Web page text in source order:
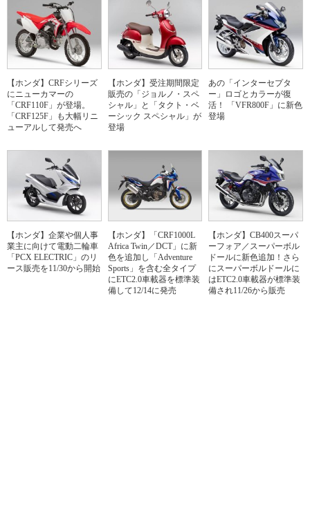
【ホンダ】CRFシリーズ
にニューカマーの
「CRF110F」が登場。
「CRF125F」も大幅リニ
ューアルして発売へ
【ホンダ】受注期間限定
販売の「ジョルノ・スペ
シャル」と「タクト・ベ
ーシック スペシャル」が
登場
あの「インターセプタ
ー」ロゴとカラーが復
活！ 「VFR800F」に新色
登場
【ホンダ】企業や個人事
業主に向けて電動二輪車
「PCX ELECTRIC」のリ
ース販売を11/30から開始
【ホンダ】「CRF1000L
Africa Twin／DCT」に新
色を追加し「Adventure
Sports」を含む全タイプ
にETC2.0車載器を標準装
備して12/14に発売
【ホンダ】CB400スーパ
ーフォア／スーパーボル
ドールに新色追加！さら
にスーパーボルドールに
はETC2.0車載器が標準装
備され11/26から販売